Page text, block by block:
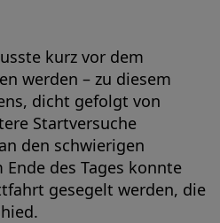
kurz vor dem
werden – zu diesem
dicht gefolgt von
Startversuche
den schwierigen
des Tages konnte
gesegelt werden, die